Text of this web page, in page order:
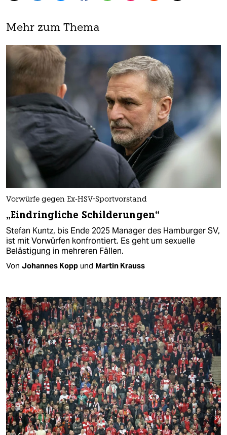
Mehr zum Thema
Vorwürfe gegen Ex-HSV-Sportvorstand
„Eindringliche Schilderungen“
Stefan Kuntz, bis Ende 2025 Manager des Hamburger SV,
ist mit Vorwürfen konfrontiert. Es geht um sexuelle
Belästigung in mehreren Fällen.
Von Johannes Kopp und Martin Krauss